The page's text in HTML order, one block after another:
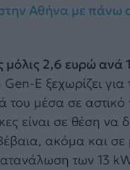
Αθήνα με πάνω
μόλις 2,6 ευρώ ανά
E ξεχωρίζει για
του μέσα σε
είναι σε θέση να
ακόμα και σε
των 13